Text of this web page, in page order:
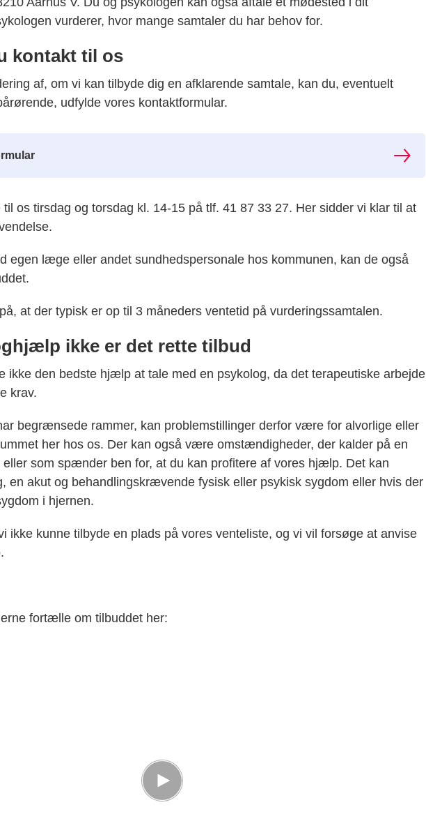
vurderer, hvor mange samtaler du har behov for.
kontakt til os
af, om vi kan tilbyde dig en afklarende samtale, kan du, eventuelt
udfylde vores kontaktformular.
os tirsdag og torsdag kl. 14-15 på tlf. 41 87 33 27. Her sidder vi klar til at
egen læge eller andet sundhedspersonale hos kommunen, kan de også
at der typisk er op til 3 måneders ventetid på vurderingssamtalen.
ikke er det rette tilbud
ikke den bedste hjælp at tale med en psykolog, da det terapeutiske arbejde
krav.
begrænsede rammer, kan problemstillinger derfor være for alvorlige eller
her hos os. Der kan også være omstændigheder, der kalder på en
som spænder ben for, at du kan profitere af vores hjælp. Det kan
en akut og behandlingskrævende fysisk eller psykisk sygdom eller hvis der
i hjernen.
ikke kunne tilbyde en plads på vores venteliste, og vi vil forsøge at anvise
fortælle om tilbuddet her: